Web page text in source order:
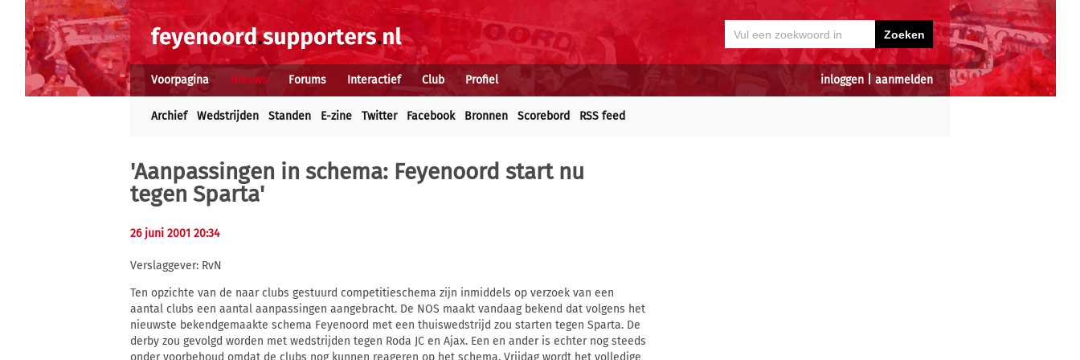
inloggen aanmelden
Voorpagina Nieuws Forums Interactief Club Profiel
Archief Wedstrijden Standen E-zine Twitter Facebook Bronnen Scorebord RSS feed
'Aanpassingen in schema: Feyenoord start nu
tegen Sparta'
26 juni 2001 20:34
Verslaggever: RvN
Ten opzichte van de naar clubs gestuurd competitieschema zijn inmiddels op verzoek van een
aantal clubs een aantal aanpassingen aangebracht. De NOS maakt vandaag bekend dat volgens het
nieuwste bekendgemaakte schema Feyenoord met een thuiswedstrijd zou starten tegen Sparta. De
derby zou gevolgd worden met wedstrijden tegen Roda JC en Ajax. Een en ander is echter nog steeds